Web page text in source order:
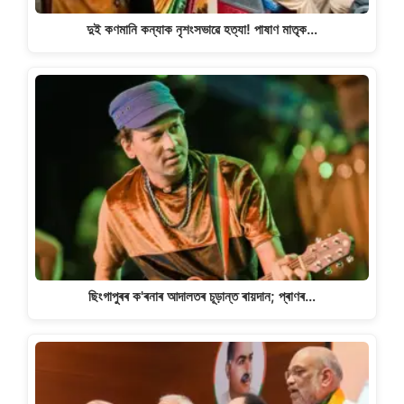
দুই কণমানি কন্যাক নৃশংসভাৱে হত্যা! পাষাণ মাতৃক…
ছিংগাপুৰৰ ক'ৰনাৰ আদালতৰ চূড়ান্ত ৰায়দান; প্ৰাণৰ…